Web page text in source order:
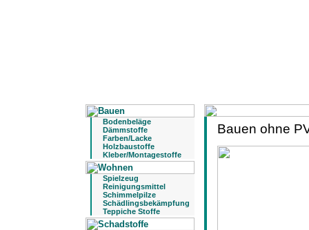
Bodenbeläge
Dämmstoffe
Farben/Lacke
Holzbaustoffe
Kleber/Montagestoffe
Spielzeug
Reinigungsmittel
Schimmelpilze
Schädlingsbekämpfung
Teppiche Stoffe
Bauen ohne